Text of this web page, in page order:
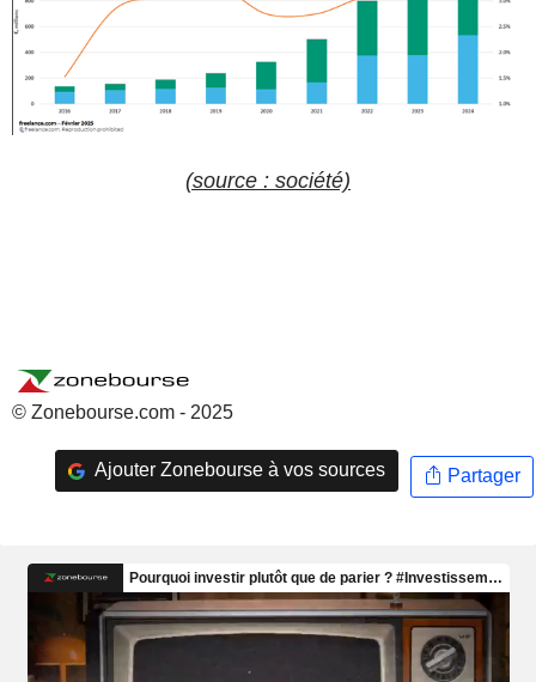
(source : société)
© Zonebourse.com - 2025
Ajouter Zonebourse à vos sources Partager